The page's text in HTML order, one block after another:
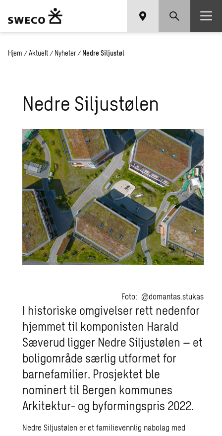
Hjem / Aktuelt / Nyheter / Nedre Siljustøl
Nedre Siljustølen
Foto: @domantas.stukas
I historiske omgivelser rett nedenfor
hjemmet til komponisten Harald
Sæverud ligger Nedre Siljustølen – et
boligområde særlig utformet for
barnefamilier. Prosjektet ble
nominert til Bergen kommunes
Arkitektur- og byformingspris 2022.
Nedre Siljustølen er et familievennlig nabolag med